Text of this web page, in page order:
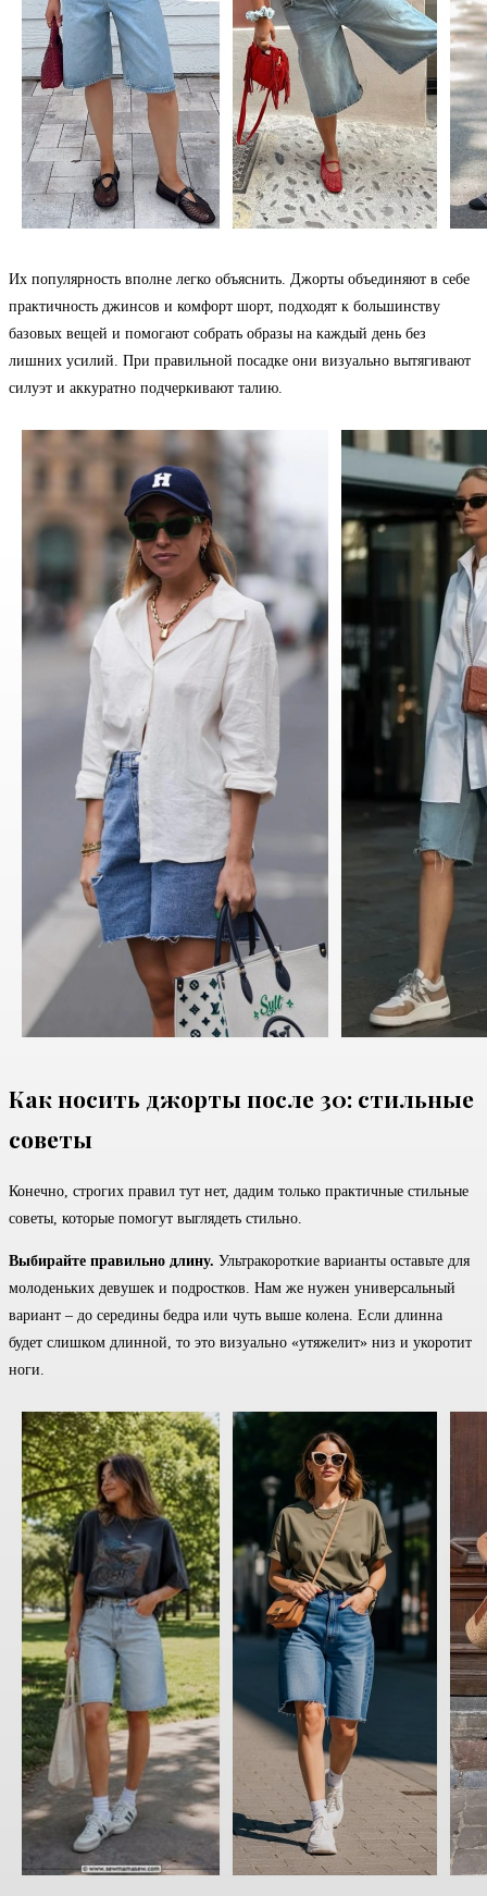
Их популярность вполне легко объяснить. Джорты объединяют в себе
практичность джинсов и комфорт шорт, подходят к большинству
базовых вещей и помогают собрать образы на каждый день без
лишних усилий. При правильной посадке они визуально вытягивают
силуэт и аккуратно подчеркивают талию.
Как носить джорты после 30: стильные
советы
Конечно, строгих правил тут нет, дадим только практичные стильные
советы, которые помогут выглядеть стильно.
Выбирайте правильно длину. Ультракороткие варианты оставьте для
молоденьких девушек и подростков. Нам же нужен универсальный
вариант – до середины бедра или чуть выше колена. Если длинна
будет слишком длинной, то это визуально «утяжелит» низ и укоротит
ноги.